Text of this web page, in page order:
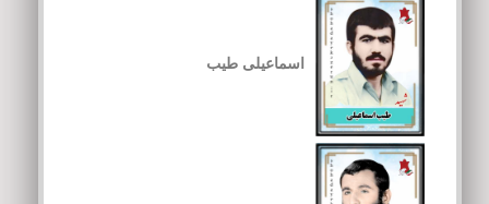
اسماعیلی طیب